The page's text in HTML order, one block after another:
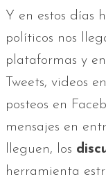
Y en estos días
políticos nos
plataformas y
Tweets, videos
posteos en
mensajes en
lleguen, los
herramienta